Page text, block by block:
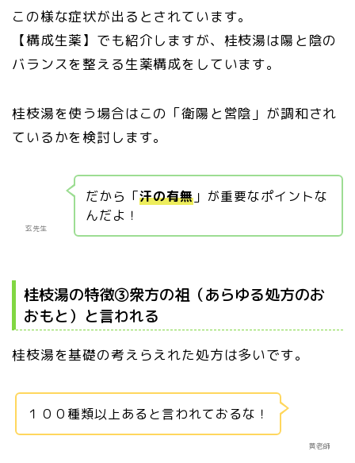
この様な症状が出るとされています。
【構成生薬】でも紹介しますが、桂枝湯は陽と陰の
バランスを整える生薬構成をしています。
桂枝湯を使う場合はこの「衛陽と営陰」が調和され
ているかを検討します。
玄先生
だから「汗の有無」が重要なポイントな
んだよ！
桂枝湯の特徴③衆方の祖（あらゆる処方のお
おもと）と言われる
桂枝湯を基礎の考えらえれた処方は多いです。
黄老師
１００種類以上あると言われておるな！